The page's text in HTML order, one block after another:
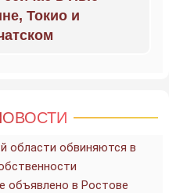
Токио и
области обвиняются в
объявлено в Ростове